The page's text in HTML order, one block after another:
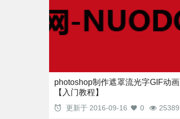
photoshop制作遮罩流光字GIF动画
【入门教程】
更新于 2016-09-16 25389
0